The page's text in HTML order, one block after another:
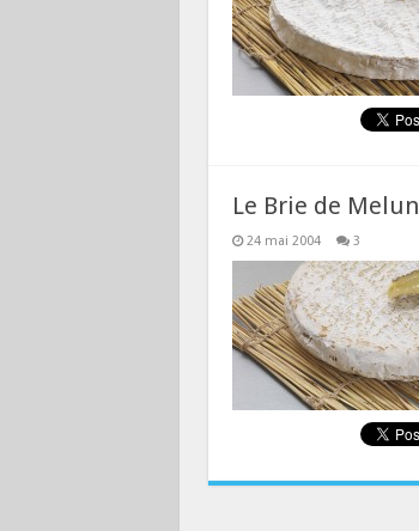
Le Brie de Melun
24 mai 2004 3